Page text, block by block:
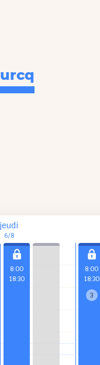
jeudi
6/8
8:00
18:30
8:00
18:30
3